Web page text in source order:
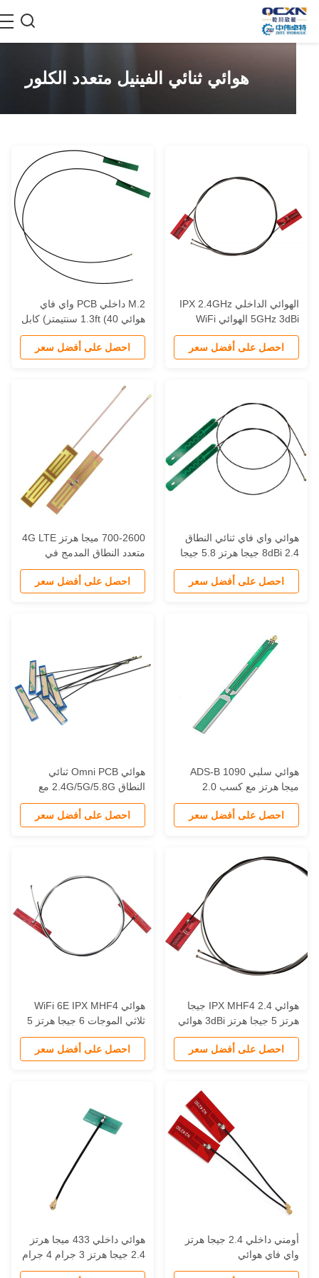
هوائي ثنائي الفينيل متعدد الكلور
الهوائي الداخلي IPX 2.4GHz
5GHz 3dBi الهوائي WiFi
للكمبيوتر المحمول لـ Mini
PCIe 3160 7260
احصل على أفضل سعر
M.2 داخلي PCB واي فاي
هوائي 1.3ft (40 سنتيمتر) كابل
لأجهزة الكمبيوتر المحمول
MHF4 وحدة لاسلكية 2.4 جيجااحصل على أفضل سعر
واي فاي ثنائي النطاق
8dBi 2.4 جيجا هرتز 5.8 جيجا
هرتز IPX هوائي داخلي مع
كابل 50 سم لبطاقة PCIe
احصل على أفضل سعر
700-2600 ميجا هرتز 4G LTE
متعدد النطاق المدمج في
هوائي PCB الدائرة المدمجة
مع كابل واجهة U.fl IPX Mini
احصل على أفضل سعر
هوائي سلبي ADS-B 1090
ميجا هرتز مع كسب 2.0
ديسيبل 1060-1120 ميجا هرتز
تقليل تداخل اقتران
احصل على أفضل سعر
هوائي Omni PCB ثنائي
النطاق 2.4G/5G/5.8G مع
موصل IPX هوائي داخلي WiFi
احصل على أفضل سعر
هوائي IPX MHF4 2.4 جيجا
هرتز 5 جيجا هرتز 3dBi هوائي
فاي داخلي للكمبيوتر
المحمول لبطاقات فتحة M.2
احصل على أفضل سعر
هوائي WiFi 6E IPX MHF4
ثلاثي الموجات 6 جيجا هرتز 5
جيجا هرتز 2.4 جيجا هرتز
هوائيات واي فاي داخلية
احصل على أفضل سعر
أومني داخلي 2.4 جيجا هرتز
فاي هوائي
IPX/U.fl/MHF3/
هوائي داخلي 433 ميجا هرتز
2.4 جيجا هرتز 3 جرام 4 جرام
FPC GSM PCB Wifi لأجهزة